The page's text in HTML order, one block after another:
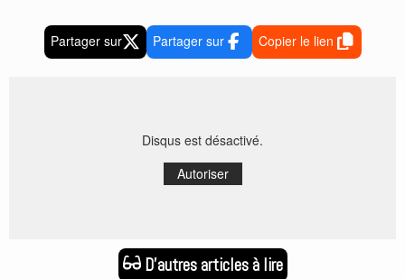
Partager sur Partager sur Copier le lien
Disqus est désactivé.
Autoriser
D'autres articles à lire